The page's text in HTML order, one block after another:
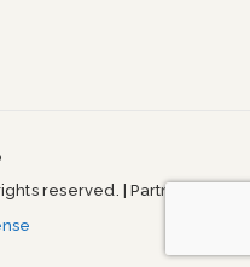
reserved. | Partner SEO